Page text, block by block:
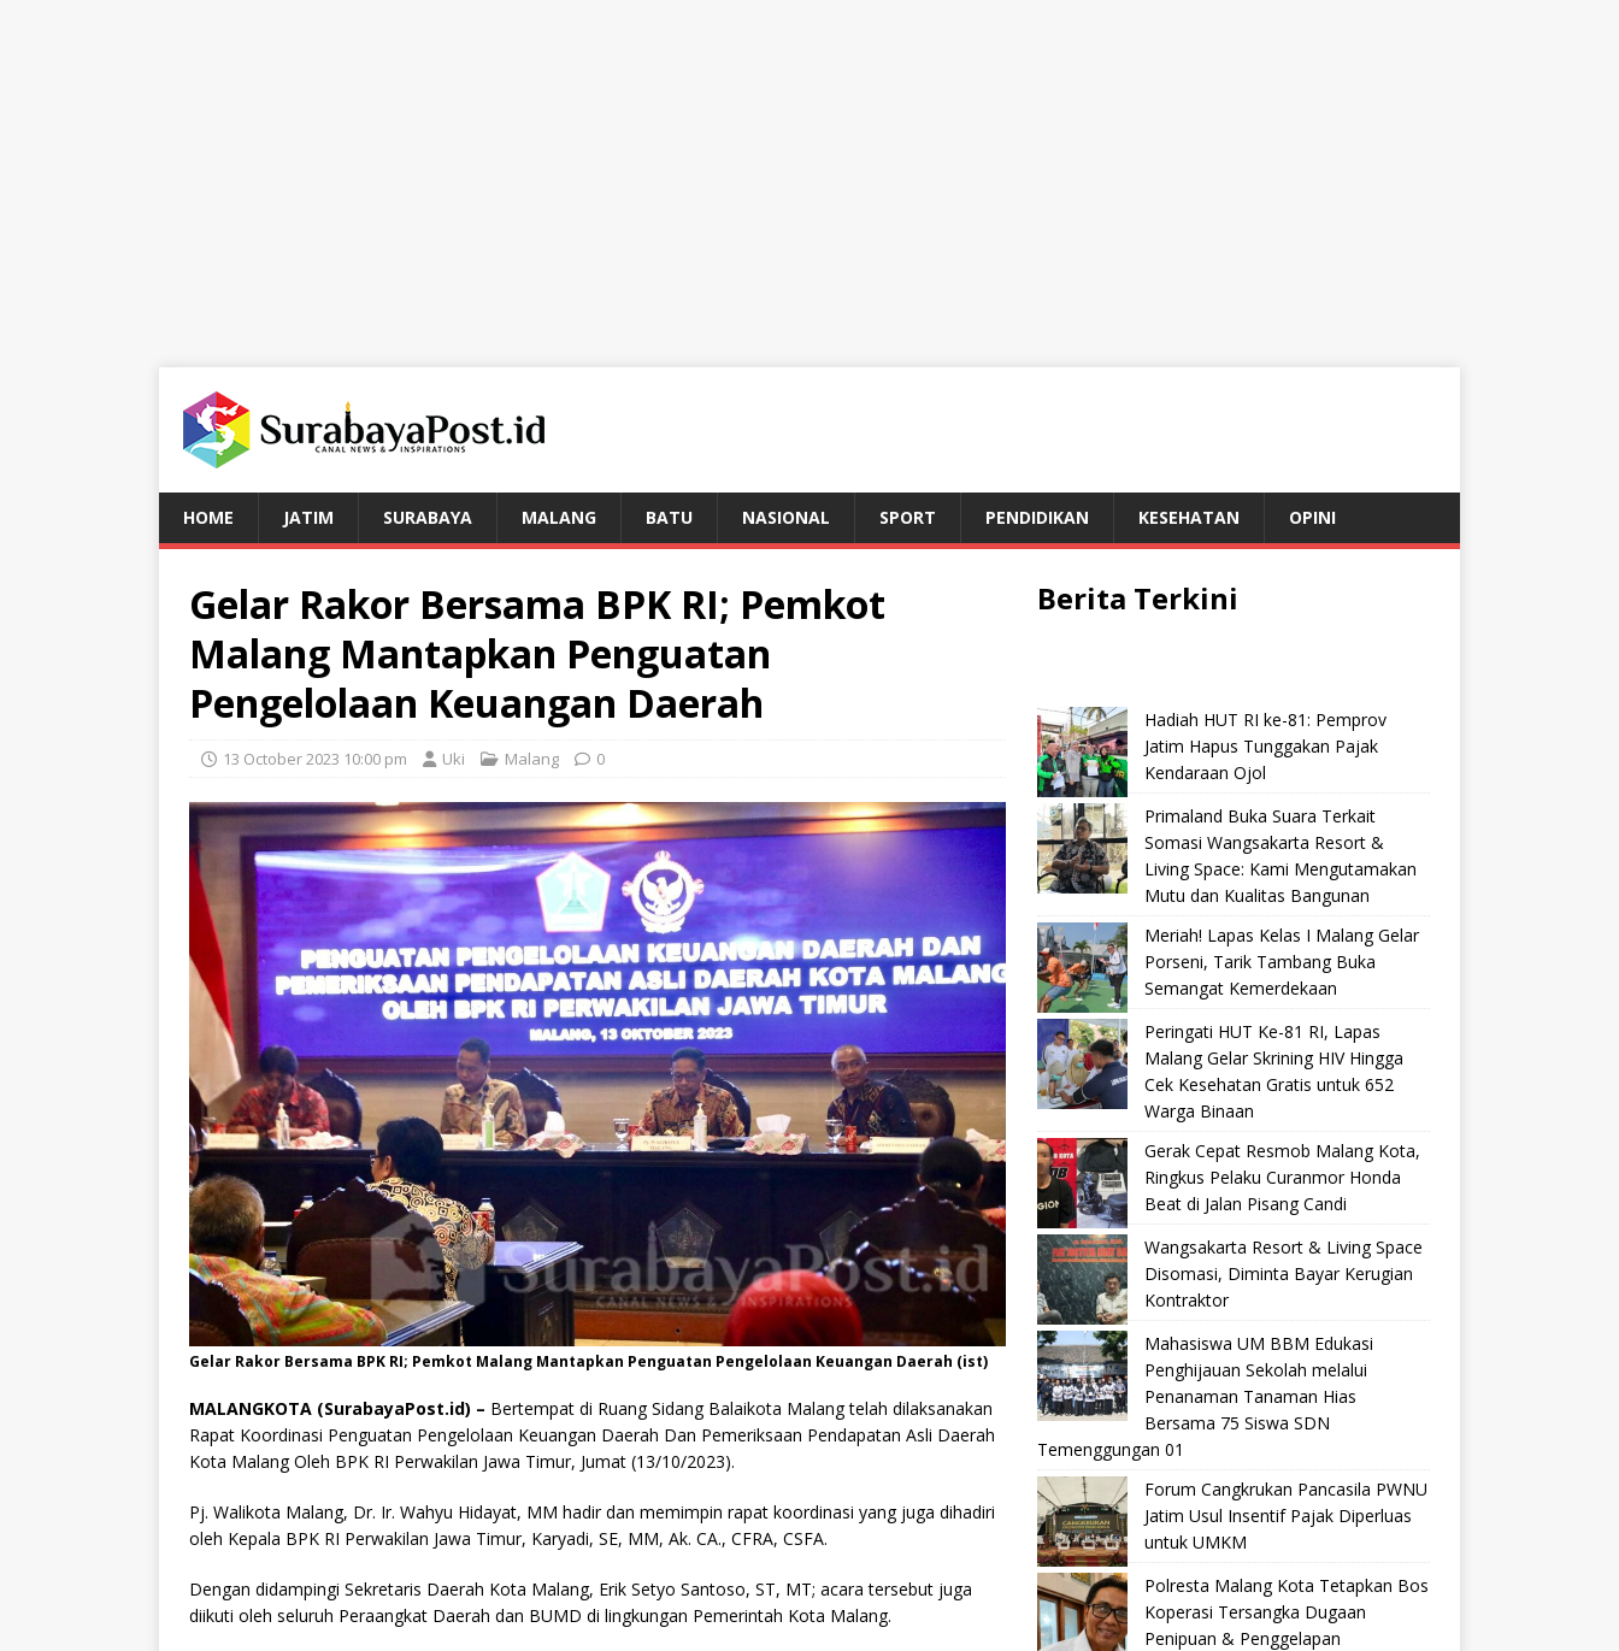
HOME JATIM SURABAYA MALANG BATU NASIONAL SPORT PENDIDIKAN KESEHATAN OPINI
Gelar Rakor Bersama BPK RI; Pemkot
Malang Mantapkan Penguatan
Pengelolaan Keuangan Daerah
13 October 2023 10:00 pm Uki Malang 0
Gelar Rakor Bersama BPK RI; Pemkot Malang Mantapkan Penguatan Pengelolaan Keuangan Daerah (ist)
MALANGKOTA (SurabayaPost.id) – Bertempat di Ruang Sidang Balaikota Malang telah dilaksanakan
Rapat Koordinasi Penguatan Pengelolaan Keuangan Daerah Dan Pemeriksaan Pendapatan Asli Daerah
Kota Malang Oleh BPK RI Perwakilan Jawa Timur, Jumat (13/10/2023).
Pj. Walikota Malang, Dr. Ir. Wahyu Hidayat, MM hadir dan memimpin rapat koordinasi yang juga dihadiri
oleh Kepala BPK RI Perwakilan Jawa Timur, Karyadi, SE, MM, Ak. CA., CFRA, CSFA.
Dengan didampingi Sekretaris Daerah Kota Malang, Erik Setyo Santoso, ST, MT; acara tersebut juga
diikuti oleh seluruh Peraangkat Daerah dan BUMD di lingkungan Pemerintah Kota Malang.
Berita Terkini
Hadiah HUT RI ke-81: Pemprov
Jatim Hapus Tunggakan Pajak
Kendaraan Ojol
Primaland Buka Suara Terkait
Somasi Wangsakarta Resort &
Living Space: Kami Mengutamakan
Mutu dan Kualitas Bangunan
Meriah! Lapas Kelas I Malang Gelar
Porseni, Tarik Tambang Buka
Semangat Kemerdekaan
Peringati HUT Ke-81 RI, Lapas
Malang Gelar Skrining HIV Hingga
Cek Kesehatan Gratis untuk 652
Warga Binaan
Gerak Cepat Resmob Malang Kota,
Ringkus Pelaku Curanmor Honda
Beat di Jalan Pisang Candi
Wangsakarta Resort & Living Space
Disomasi, Diminta Bayar Kerugian
Kontraktor
Mahasiswa UM BBM Edukasi
Penghijauan Sekolah melalui
Penanaman Tanaman Hias
Bersama 75 Siswa SDN
Temenggungan 01
Forum Cangkrukan Pancasila PWNU
Jatim Usul Insentif Pajak Diperluas
untuk UMKM
Polresta Malang Kota Tetapkan Bos
Koperasi Tersangka Dugaan
Penipuan & Penggelapan